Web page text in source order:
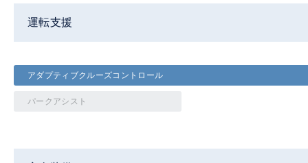
運転支援
アダプティブクルーズコントロール
パークアシスト